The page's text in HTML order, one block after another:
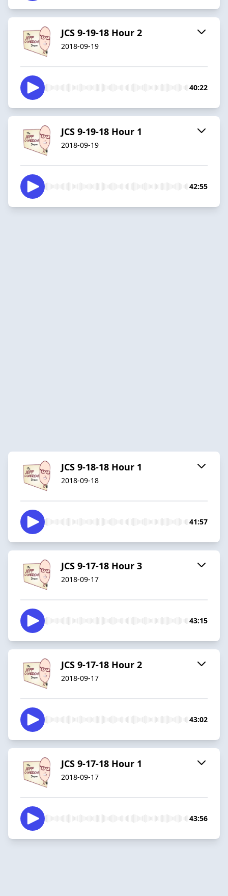
JCS 9-19-18 Hour 2
2018-09-19
40:22
JCS 9-19-18 Hour 1
2018-09-19
42:55
JCS 9-18-18 Hour 1
2018-09-18
41:57
JCS 9-17-18 Hour 3
2018-09-17
43:15
JCS 9-17-18 Hour 2
2018-09-17
43:02
JCS 9-17-18 Hour 1
2018-09-17
43:56